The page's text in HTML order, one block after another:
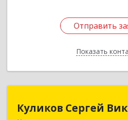
Отправить
Показать
Отправить
Назад
Куликов Сергей
Куликов